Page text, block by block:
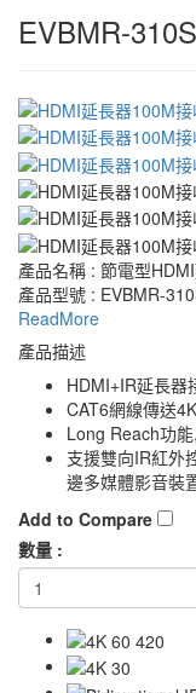
EVBMR-
產品名稱 : 節電型
產品型號 : EVBMR-
ReadMore
產品描述
HDMI+IR延長器
CAT6網線傳送
Long Reach功
支援雙向IR紅外
邊多媒體影音裝
Add to Compare
數量 :